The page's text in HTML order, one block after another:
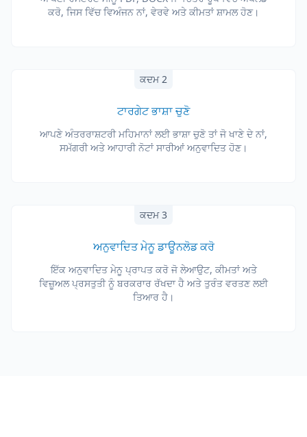
ਕਰੋ, ਜਿਸ ਵਿੱਚ ਵਿਅੰਜਨ ਨਾਂ, ਵੇਰਵੇ ਅਤੇ ਕੀਮਤਾਂ ਸ਼ਾਮਲ ਹੋਣ।
ਕਦਮ 2
ਟਾਰਗੇਟ ਭਾਸ਼ਾ ਚੁਣੋ
ਆਪਣੇ ਅੰਤਰਰਾਸ਼ਟਰੀ ਮਹਿਮਾਨਾਂ ਲਈ ਭਾਸ਼ਾ ਚੁਣੋ ਤਾਂ ਜੋ ਖਾਣੇ ਦੇ ਨਾਂ,
ਸਮੱਗਰੀ ਅਤੇ ਆਹਾਰੀ ਨੋਟਾਂ ਸਾਰੀਆਂ ਅਨੁਵਾਦਿਤ ਹੋਣ।
ਕਦਮ 3
ਅਨੁਵਾਦਿਤ ਮੇਨੂ ਡਾਊਨਲੋਡ ਕਰੋ
ਇੱਕ ਅਨੁਵਾਦਿਤ ਮੇਨੂ ਪ੍ਰਾਪਤ ਕਰੋ ਜੋ ਲੇਆਉਟ, ਕੀਮਤਾਂ ਅਤੇ
ਵਿਜ਼ੂਅਲ ਪ੍ਰਸਤੁਤੀ ਨੂੰ ਬਰਕਰਾਰ ਰੱਖਦਾ ਹੈ ਅਤੇ ਤੁਰੰਤ ਵਰਤਣ ਲਈ
ਤਿਆਰ ਹੈ।